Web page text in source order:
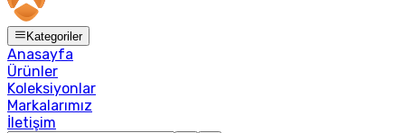
Kategoriler
Anasayfa
Ürünler
Koleksiyonlar
Markalarımız
İletişim